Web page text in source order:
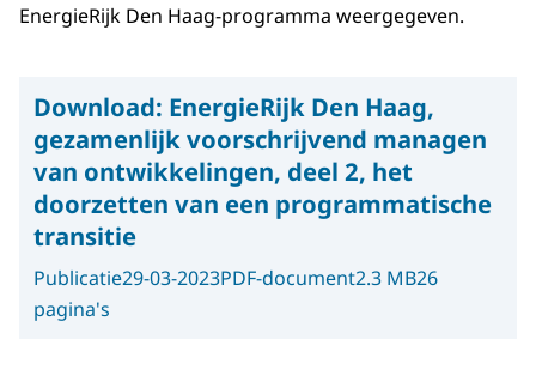
EnergieRijk Den Haag-programma weergegeven.
Download: EnergieRijk Den Haag,
gezamenlijk voorschrijvend managen
van ontwikkelingen, deel 2, het
doorzetten van een programmatische
transitie
Publicatie29-03-2023PDF-document2.3 MB26
pagina's